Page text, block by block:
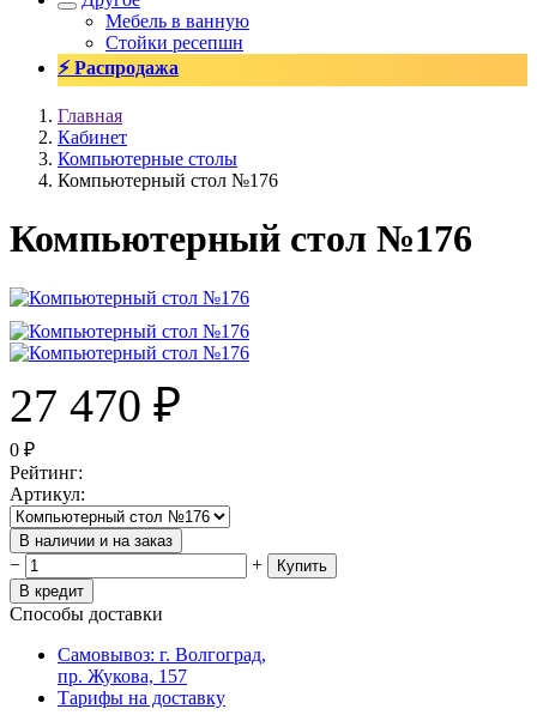
Мебель в ванную
Стойки ресепшн
⚡ Распродажа
Главная
Кабинет
Компьютерные столы
Компьютерный стол №176
Компьютерный стол №176
27 470 ₽
0 ₽
Рейтинг:
Артикул:
В наличии и на заказ
− +
Купить
В кредит
Способы доставки
Самовывоз: г. Волгоград,
пр. Жукова, 157
Тарифы на доставку